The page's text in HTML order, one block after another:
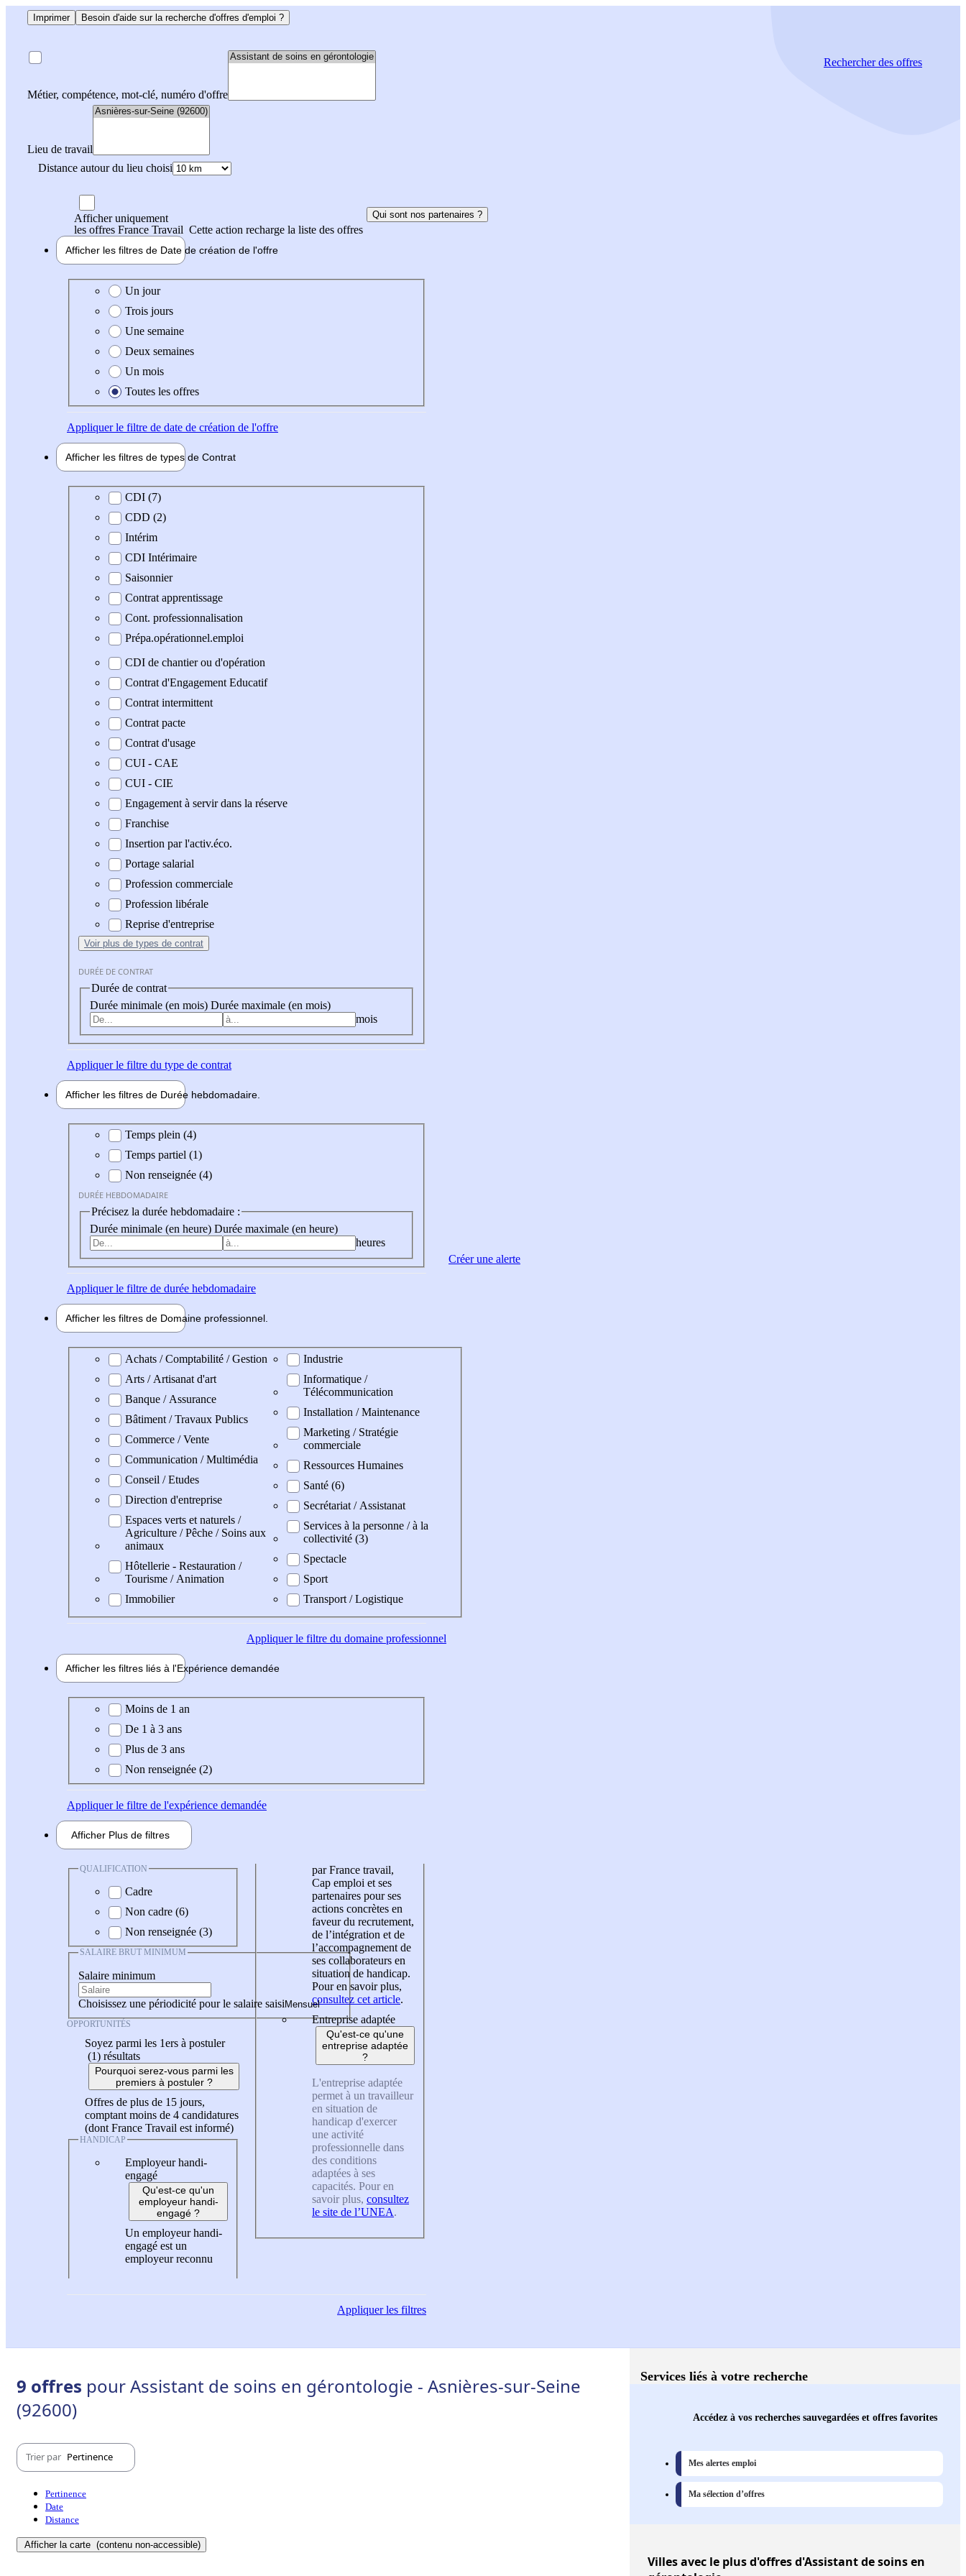
Imprimer Besoin d'aide sur la recherche d'offres d'emploi ?
Métier, compétence, mot-clé, numéro d'offre
Lieu de travail
Distance autour du lieu choisi
Rechercherdes offres
Afficher uniquement
les offres France Travail Cette action recharge la liste des offres
Qui sont nos partenaires ?
Afficher les filtres de Date de création de l'offre
Date de création de l'offre
Un jour
Trois jours
Une semaine
Deux semaines
Un mois
Toutes les offres
Appliquerle filtre de date de création de l'offre
Afficher les filtres de types de Contrat
Type de contrat
CDI (7)
CDD (2)
Intérim
CDI Intérimaire
Saisonnier
Contrat apprentissage
Cont. professionnalisation
Prépa.opérationnel.emploi
CDI de chantier ou d'opération
Contrat d'Engagement Educatif
Contrat intermittent
Contrat pacte
Contrat d'usage
CUI - CAE
CUI - CIE
Engagement à servir dans la réserve
Franchise
Insertion par l'activ.éco.
Portage salarial
Profession commerciale
Profession libérale
Reprise d'entreprise
Voir plus de types de contrat
DURÉE DE CONTRAT
Durée de contrat
Durée minimale (en mois) Durée maximale (en mois)
mois
Appliquerle filtre du type de contrat
Afficher les filtres de Durée hebdomadaire
Durée hebdomadaire
Temps plein (4)
Temps partiel (1)
Non renseignée (4)
DURÉE HEBDOMADAIRE
Précisez la durée hebdomadaire :
Durée minimale (en heure) Durée maximale (en heure)
heures
Appliquerle filtre de durée hebdomadaire
Afficher les filtres de Domaine professionnel
Domaine professionel
Achats / Comptabilité / Gestion
Arts / Artisanat d'art
Banque / Assurance
Bâtiment / Travaux Publics
Commerce / Vente
Communication / Multimédia
Conseil / Etudes
Direction d'entreprise
Espaces verts et naturels /
Agriculture / Pêche / Soins aux
animaux
Hôtellerie - Restauration /
Tourisme / Animation
Immobilier
Industrie
Informatique /
Télécommunication
Installation / Maintenance
Marketing / Stratégie
commerciale
Ressources Humaines
Santé (6)
Secrétariat / Assistanat
Services à la personne / à la
collectivité (3)
Spectacle
Sport
Transport / Logistique
Appliquerle filtre du domaine professionnel
Afficher les filtres liés à l'Expérience demandée
Expérience demandée
Moins de 1 an
De 1 à 3 ans
Plus de 3 ans
Non renseignée (2)
Appliquerle filtre de l'expérience demandée
Afficher Plus de filtres
QUALIFICATION
Cadre
Non cadre (6)
Non renseignée (3)
SALAIRE BRUT MINIMUM
Salaire minimum
Choisissez une périodicité pour le salaire saisi
OPPORTUNITÉS
Soyez parmi les 1ers à postuler
(1) résultats
Pourquoi serez-vous parmi les
premiers à postuler ?
Offres de plus de 15 jours,
comptant moins de 4 candidatures
(dont France Travail est informé)
HANDICAP
Employeur handi-
engagé
Qu'est-ce qu'un
employeur handi-
engagé ?
Un employeur handi-
engagé est un
employeur reconnu
par France travail,
Cap emploi et ses
partenaires pour ses
actions concrètes en
faveur du recrutement,
de l’intégration et de
l’accompagnement de
ses collaborateurs en
situation de handicap.
Pour en savoir plus,
consultez cet article.
Entreprise adaptée
Qu'est-ce qu'une
entreprise adaptée
?
L'entreprise adaptée
permet à un travailleur
en situation de
handicap d'exercer
une activité
professionnelle dans
des conditions
adaptées à ses
capacités. Pour en
savoir plus, consultez
le site de l’UNEA.
Appliquerles filtres
Créer une alerte
9 offres pour Assistant de soins en gérontologie - Asnières-sur-Seine
(92600)
Trier par Pertinence
Pertinence
Date
Distance
Afficher la carte (contenu non-accessible)
Services liés à votre recherche
Accédez à vos recherches sauvegardées et offres favorites
Mes alertes emploi
Ma sélection d’offres
Villesavec le plus d'offres d'Assistant de soins en